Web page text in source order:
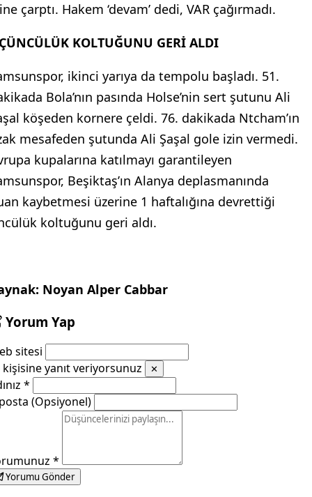
çarptı. Hakem ‘devam’ dedi, VAR çağırmadı.
KOLTUĞUNU GERİ ALDI
ikinci yarıya da tempolu başladı. 51.
Bola’nın pasında Holse’nin sert şutunu Ali
köşeden kornere çeldi. 76. dakikada Ntcham’ın
mesafeden şutunda Ali Şaşal gole izin vermedi.
kupalarına katılmayı garantileyen
Beşiktaş’ın Alanya deplasmanında
kaybetmesi üzerine 1 haftalığına devrettiği
koltuğunu geri aldı.
Noyan Alper Cabbar
Yorum Yap
sitesi
kişisine yanıt veriyorsunuz
✕
*
(Opsiyonel)
*
Yorumu Gönder